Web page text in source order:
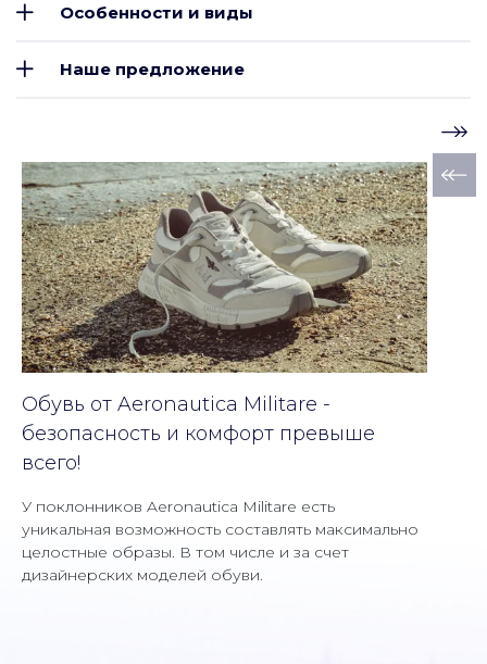
Особенности и виды
Наше предложение
Обувь от Aeronautica Militare -
безопасность и комфорт превыше
всего!
У поклонников Aeronautica Militare есть
уникальная возможность составлять максимально
целостные образы. В том числе и за счет
дизайнерских моделей обуви.